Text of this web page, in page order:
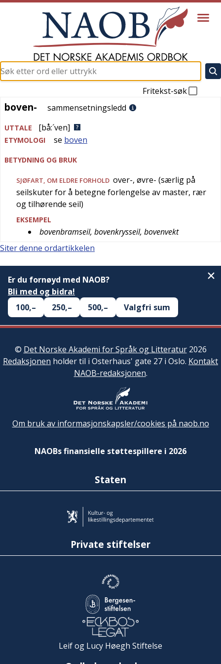
Fritekst-søk
boven-
boven- sammensetningsledd
UTTALE [bå:´ven]
ETYMOLOGI se boven
BETYDNING OG BRUK
SJØFART, OM ELDRE FORHOLD over-, øvre- (særlig på
seilskuter for å betegne forlengelse av master, rær
og tilhørende seil)
EKSEMPEL
bovenbramseil, bovenkrysseil, bovenvekt
Siter denne ordartikkelen
Er du fornøyd med NAOB?
Bli med og bidra!
100,–
250,– 500,– Valgfri sum
© Det Norske Akademi for Språk og Litteratur2026
Redaksjonen holder til i Osterhaus' gate 27 i Oslo. Kontakt
NAOB-redaksjonen.
Om bruk av informasjonskapsler/cookies på naob.no
NAOBs finansielle støttespillere i 2026
Staten
Private stiftelser
Leif og Lucy Høegh Stiftelse